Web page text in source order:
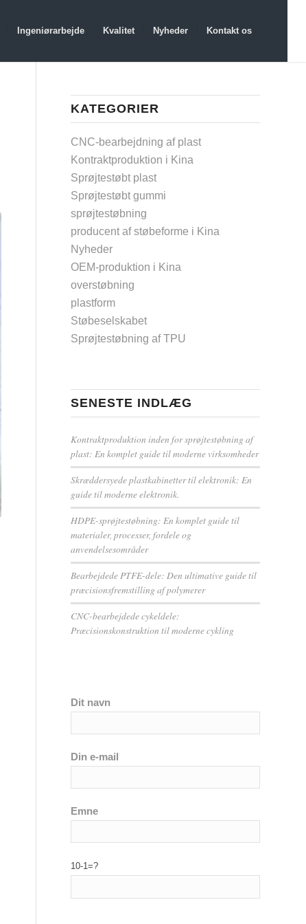
Ingeniørarbejde Kvalitet Nyheder Kontakt os
KATEGORIER
CNC-bearbejdning af plast
Kontraktproduktion i Kina
Sprøjtestøbt plast
Sprøjtestøbt gummi
sprøjtestøbning
producent af støbeforme i Kina
Nyheder
OEM-produktion i Kina
overstøbning
plastform
Støbeselskabet
Sprøjtestøbning af TPU
SENESTE INDLÆG
Kontraktproduktion inden for sprøjtestøbning af
plast: En komplet guide til moderne virksomheder
Skræddersyede plastkabinetter til elektronik: En
guide til moderne elektronik.
HDPE-sprøjtestøbning: En komplet guide til
materialer, processer, fordele og
anvendelsesområder
Bearbejdede PTFE-dele: Den ultimative guide til
præcisionsfremstilling af polymerer
CNC-bearbejdede cykeldele:
Præcisionskonstruktion til moderne cykling
Dit navn
Din e-mail
Emne
10-1=?